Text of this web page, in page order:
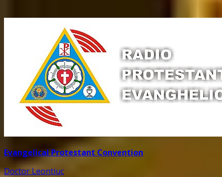
Evangelical Protestant Convention
Doctor Leontiuc